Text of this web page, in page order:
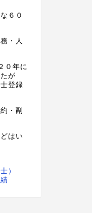
６０
・人
０年に
が
登録
・副
はい
）